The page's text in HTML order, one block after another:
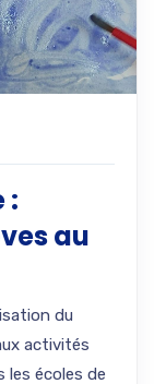
:
au
du
activités
les écoles de